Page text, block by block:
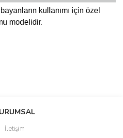
kullanımı için özel
modelidir.
yorumu siz yapın!
İletişim